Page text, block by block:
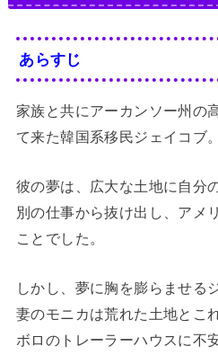
あらすじ
家族と共にアーカンソー州の
て来た韓国系移民ジェイコブ。
彼の夢は、広大な土地に自分
別の仕事から抜け出し、アメ
ことでした。
しかし、夢に胸を膨らませる
妻のモニカは荒れた土地とこ
ボロのトレーラーハウスに不